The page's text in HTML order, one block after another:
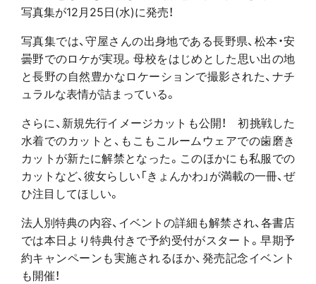
写真集が12月25日(水)に発売！
写真集では、守屋さんの出身地である長野県、松本・安
曇野でのロケが実現。母校をはじめとした思い出の地
と長野の自然豊かなロケーションで撮影された、ナチ
ュラルな表情が詰まっている。
さらに、新規先行イメージカットも公開！ 初挑戦した
水着でのカットと、もこもこルームウェアでの歯磨き
カットが新たに解禁となった。このほかにも私服での
カットなど、彼女らしい「きょんかわ」が満載の一冊、ぜ
ひ注目してほしい。
法人別特典の内容、イベントの詳細も解禁され、各書店
では本日より特典付きで予約受付がスタート。早期予
約キャンペーンも実施されるほか、発売記念イベント
も開催！